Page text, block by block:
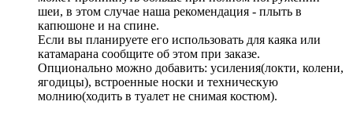
шеи, в этом случае наша рекомендация - плыть в
капюшоне и на спине.
Если вы планируете его использовать для каяка или
катамарана сообщите об этом при заказе.
Опционально можно добавить: усиления(локти, колени,
ягодицы), встроенные носки и техническую
молнию(ходить в туалет не снимая костюм).